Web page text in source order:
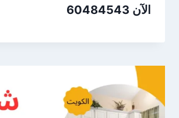
الآن 60484543